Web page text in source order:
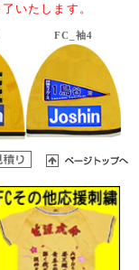
いたします。
FC_袖4